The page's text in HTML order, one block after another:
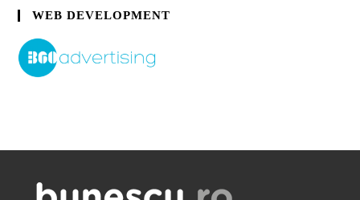
WEB DEVELOPMENT